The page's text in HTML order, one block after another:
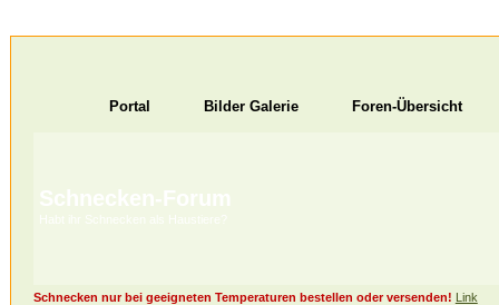
Portal Bilder Galerie Foren-Übersicht
Schnecken-Forum
Habt ihr Schnecken als Haustiere?
Schnecken nur bei geeigneten Temperaturen bestellen oder versenden! Link